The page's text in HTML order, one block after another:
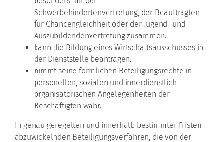
Schwerbehindertenvertretung, der Beauftragten
für Chancengleichheit oder der Jugend- und
Auszubildendenvertretung zusammen.
kann die Bildung eines Wirtschaftsausschusses in
der Dienststelle beantragen.
nimmt seine förmlichen Beteiligungsrechte in
personellen, sozialen und innerdienstlich
organisatorischen Angelegenheiten der
Beschäftigten wahr.
In genau geregelten und innerhalb bestimmter Fristen
abzuwickelnden Beteiligungsverfahren, die von der